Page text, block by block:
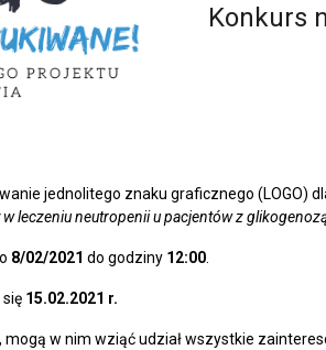
Konkurs
jednolitego znaku graficznego (LOGO)
leczeniu neutropenii u pacjentów z
8/02/2021 do godziny 12:00.
15.02.2021 r.
w nim wziąć udział wszystkie